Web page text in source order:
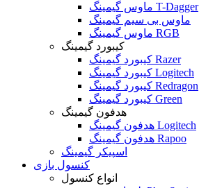
ماوس گیمینگ T-Dagger
ماوس بی سیم گیمینگ
ماوس گیمینگ RGB
کیبورد گیمینگ
کیبورد گیمینگ Razer
کیبورد گیمینگ Logitech
کیبورد گیمینگ Redragon
کیبورد گیمینگ Green
هدفون گیمینگ
هدفون گیمینگ Logitech
هدفون گیمینگ Rapoo
اسپیکر گیمینگ
کنسول بازی
انواع کنسول